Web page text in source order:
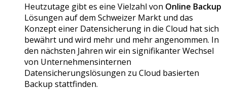
Heutzutage gibt es eine Vielzahl von Online Backup
Lösungen auf dem Schweizer Markt und das
Konzept einer Datensicherung in die Cloud hat sich
bewährt und wird mehr und mehr angenommen. In
den nächsten Jahren wir ein signifikanter Wechsel
von Unternehmensinternen
Datensicherungslösungen zu Cloud basierten
Backup stattfinden.